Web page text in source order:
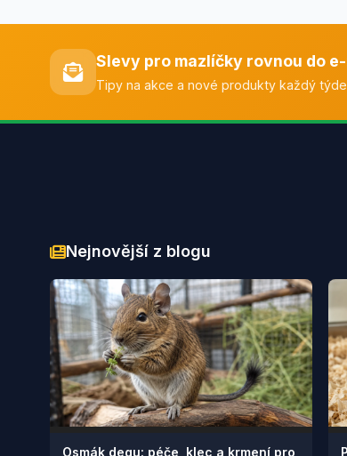
Slevy pro mazlíčky rovnou do
Tipy na akce a nové produkty každý
Nejnovější z blogu
Osmák degu: péče, klec a krmení pro